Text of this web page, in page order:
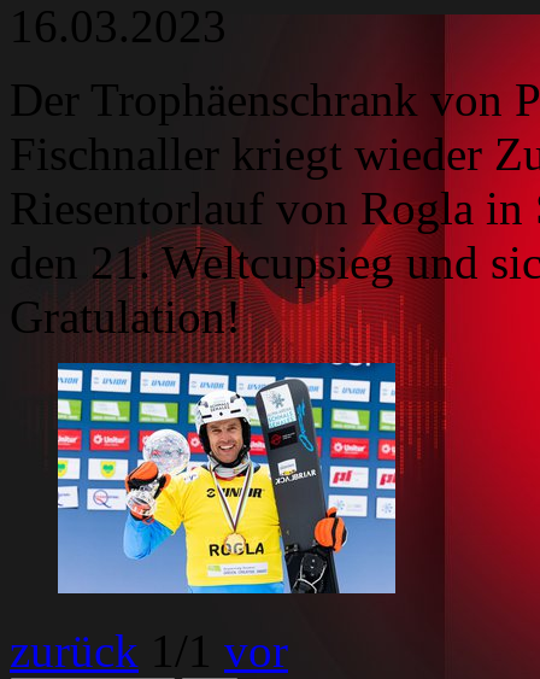
16.03.2023
Der Trophäenschrank von
Fischnaller kriegt wieder
Riesentorlauf von Rogla in
den 21. Weltcupsieg und
Gratulation!
zurück 1 /1 vor